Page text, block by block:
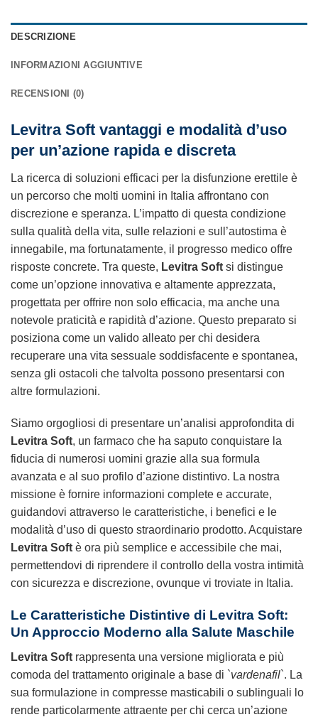
DESCRIZIONE
INFORMAZIONI AGGIUNTIVE
RECENSIONI (0)
Levitra Soft vantaggi e modalità d’uso
per un’azione rapida e discreta
La ricerca di soluzioni efficaci per la disfunzione erettile è
un percorso che molti uomini in Italia affrontano con
discrezione e speranza. L’impatto di questa condizione
sulla qualità della vita, sulle relazioni e sull’autostima è
innegabile, ma fortunatamente, il progresso medico offre
risposte concrete. Tra queste, Levitra Soft si distingue
come un’opzione innovativa e altamente apprezzata,
progettata per offrire non solo efficacia, ma anche una
notevole praticità e rapidità d’azione. Questo preparato si
posiziona come un valido alleato per chi desidera
recuperare una vita sessuale soddisfacente e spontanea,
senza gli ostacoli che talvolta possono presentarsi con
altre formulazioni.
Siamo orgogliosi di presentare un’analisi approfondita di
Levitra Soft, un farmaco che ha saputo conquistare la
fiducia di numerosi uomini grazie alla sua formula
avanzata e al suo profilo d’azione distintivo. La nostra
missione è fornire informazioni complete e accurate,
guidandovi attraverso le caratteristiche, i benefici e le
modalità d’uso di questo straordinario prodotto. Acquistare
Levitra Soft è ora più semplice e accessibile che mai,
permettendovi di riprendere il controllo della vostra intimità
con sicurezza e discrezione, ovunque vi troviate in Italia.
Le Caratteristiche Distintive di Levitra Soft:
Un Approccio Moderno alla Salute Maschile
Levitra Soft rappresenta una versione migliorata e più
comoda del trattamento originale a base di `vardenafil`. La
sua formulazione in compresse masticabili o sublinguali lo
rende particolarmente attraente per chi cerca un’azione